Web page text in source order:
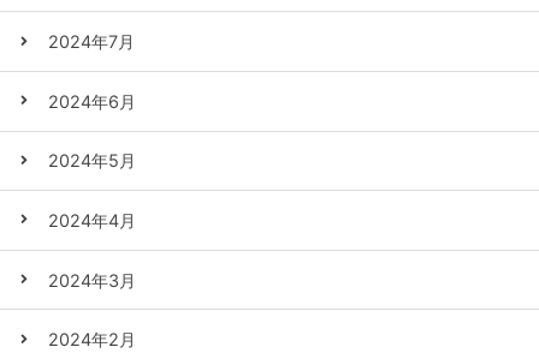
2024年7月
2024年6月
2024年5月
2024年4月
2024年3月
2024年2月